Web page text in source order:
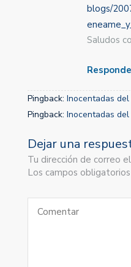
blogs/
Saludos
Pingback: Inocentadas
Pingback: Inocentadas
Dejar una
Tu dirección de correo
Los campos